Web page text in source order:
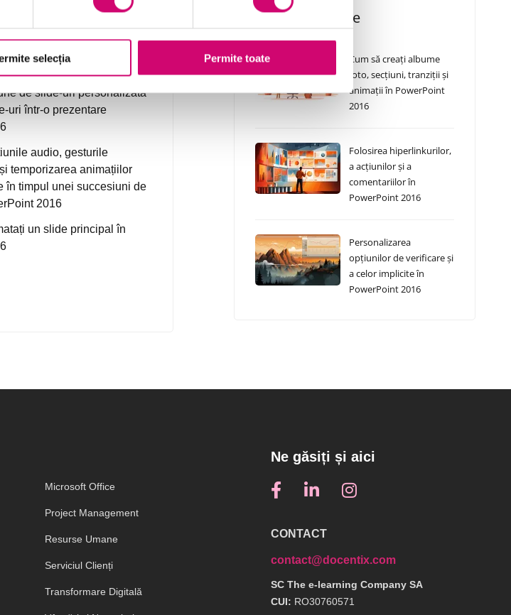
selecția Permite toate
media într-o
uri în PowerPoint 2016
de slide-uri personalizată
uri într-o prezentare
audio, gesturile
temporizarea animațiilor
în timpul unei succesiuni de
2016
un slide principal în
Cursuri Similare
Cum să creați albume
foto, secțiuni, tranziții și
animații în PowerPoint
2016
Folosirea hiperlinkurilor,
a acțiunilor și a
comentariilor în
PowerPoint 2016
Personalizarea
opțiunilor de verificare și
a celor implicite în
PowerPoint 2016
Microsoft Office
Project Management
Resurse Umane
Serviciul Clienți
Transformare Digitală
Ne găsiți și aici
CONTACT
contact@docentix.com
SC The e-learning Company SA
CUI: RO30760571